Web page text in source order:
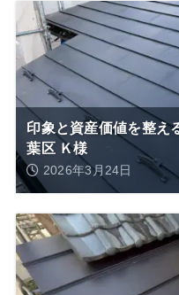
印象と資産価値を整
葉区 Ｋ様
2026年3月24日